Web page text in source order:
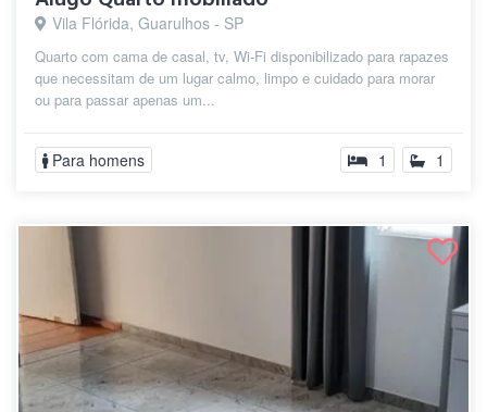
Vila Flórida, Guarulhos - SP
Quarto com cama de casal, tv, Wi-Fi disponibilizado para rapazes
que necessitam de um lugar calmo, limpo e cuidado para morar
ou para passar apenas um...
Para homens 1 1